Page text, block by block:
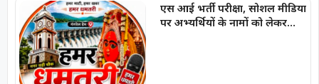
एस आई भर्ती परीक्षा, सोशल मीडिया
पर अभ्यर्थियों के नामों को लेकर